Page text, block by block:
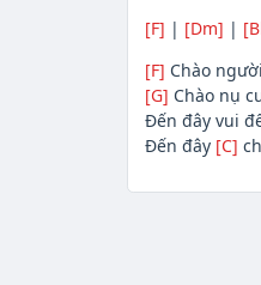
[F] | [Dm] |
[F] Chào
[G] Chào nụ
Đến đây vui
Đến đây [C]